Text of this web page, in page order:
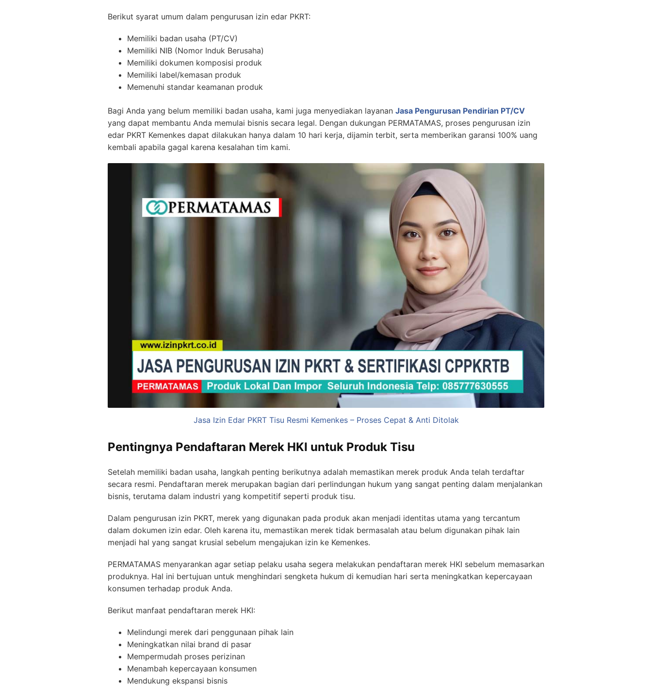
Berikut syarat umum dalam pengurusan izin edar PKRT:
Memiliki badan usaha (PT/CV)
Memiliki NIB (Nomor Induk Berusaha)
Memiliki dokumen komposisi produk
Memiliki label/kemasan produk
Memenuhi standar keamanan produk
Bagi Anda yang belum memiliki badan usaha, kami juga menyediakan layanan Jasa Pengurusan Pendirian PT/CV
yang dapat membantu Anda memulai bisnis secara legal. Dengan dukungan PERMATAMAS, proses pengurusan izin
edar PKRT Kemenkes dapat dilakukan hanya dalam 10 hari kerja, dijamin terbit, serta memberikan garansi 100% uang
kembali apabila gagal karena kesalahan tim kami.
Jasa Izin Edar PKRT Tisu Resmi Kemenkes – Proses Cepat & Anti Ditolak
Pentingnya Pendaftaran Merek HKI untuk Produk Tisu
Setelah memiliki badan usaha, langkah penting berikutnya adalah memastikan merek produk Anda telah terdaftar
secara resmi. Pendaftaran merek merupakan bagian dari perlindungan hukum yang sangat penting dalam menjalankan
bisnis, terutama dalam industri yang kompetitif seperti produk tisu.
Dalam pengurusan izin PKRT, merek yang digunakan pada produk akan menjadi identitas utama yang tercantum
dalam dokumen izin edar. Oleh karena itu, memastikan merek tidak bermasalah atau belum digunakan pihak lain
menjadi hal yang sangat krusial sebelum mengajukan izin ke Kemenkes.
PERMATAMAS menyarankan agar setiap pelaku usaha segera melakukan pendaftaran merek HKI sebelum memasarkan
produknya. Hal ini bertujuan untuk menghindari sengketa hukum di kemudian hari serta meningkatkan kepercayaan
konsumen terhadap produk Anda.
Berikut manfaat pendaftaran merek HKI:
Melindungi merek dari penggunaan pihak lain
Meningkatkan nilai brand di pasar
Mempermudah proses perizinan
Menambah kepercayaan konsumen
Mendukung ekspansi bisnis